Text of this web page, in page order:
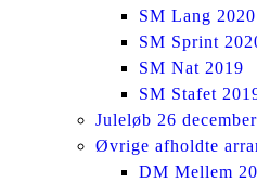
SM Lang 2020
SM Sprint
SM Nat 2019
SM Stafet
Juleløb 26
Øvrige afholdte
DM Mellem